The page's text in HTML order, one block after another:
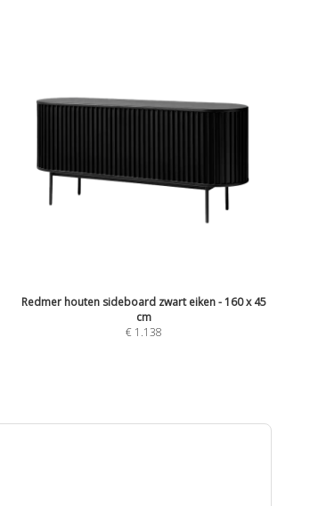
Redmer houten sideboard zwart eiken - 160 x 45
cm
€ 1.138